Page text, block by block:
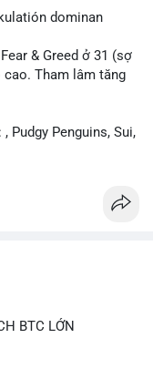
dominan
& Greed ở 31 (sợ
Tham lâm tăng
Pudgy Penguins, Sui,
thảo luận so với
nhiều về thời gian
đang trong giai
hợp giữa sợ hãi và
BTC LỚN